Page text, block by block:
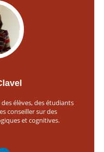
élèves, des étudiants
conseiller sur des
et cognitives.